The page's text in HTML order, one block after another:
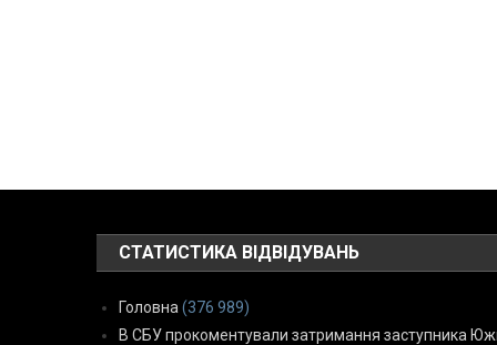
СТАТИСТИКА ВІДВІДУВАНЬ
Головна (376 989)
В СБУ прокоментували затримання заступника